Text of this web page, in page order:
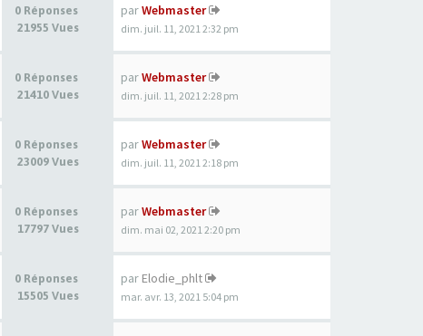
0 Réponses
21955 Vues
parWebmaster
dim. juil. 11, 2021 2:32 pm
0 Réponses
21410 Vues
parWebmaster
dim. juil. 11, 2021 2:28 pm
0 Réponses
23009 Vues
parWebmaster
dim. juil. 11, 2021 2:18 pm
0 Réponses
17797 Vues
parWebmaster
dim. mai 02, 2021 2:20 pm
0 Réponses
15505 Vues
par Elodie_phlt
mar. avr. 13, 2021 5:04 pm